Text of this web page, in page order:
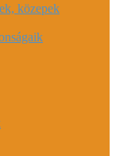
közepek